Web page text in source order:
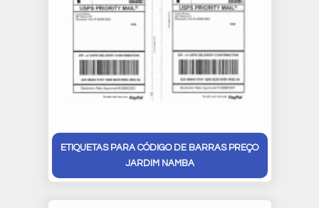
ETIQUETAS PARA CÓDIGO DE BARRAS PREÇO
JARDIM NAMBA